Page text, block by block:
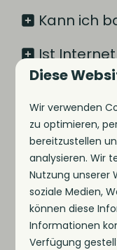
Kann ich
Ist Internet
Kann ich
Darf mein
Kann ich
Brasserie
Diese
Wir verwenden
zu optimieren,
bereitzustellen
analysieren. Wir
Nutzung unserer
soziale Medien,
können diese
Informationen
Verfügung